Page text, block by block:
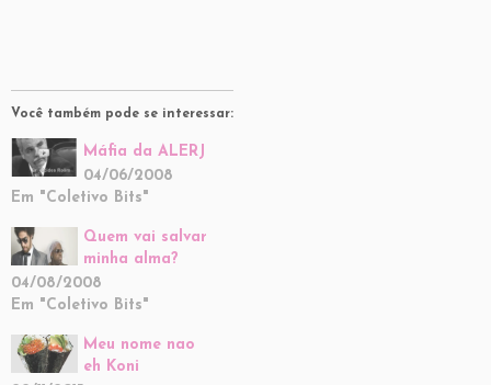
Você também pode se interessar:
Máfia da ALERJ
04/06/2008
Em "Coletivo Bits"
Quem vai salvar
minha alma?
04/08/2008
Em "Coletivo Bits"
Meu nome nao
eh Koni